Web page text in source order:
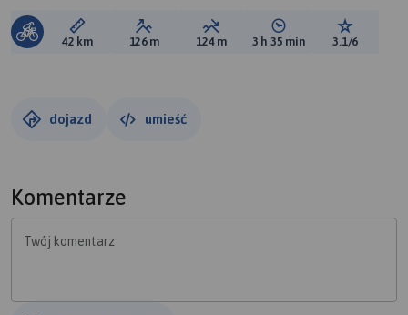
Długość trasy:
42 km Suma przewyższeń:
126 m Suma spadków:
124 m Średni czas potrzebny
3 h 35 min Ocena
3.1/6
dojazd umieść
Komentarze
Twój komentarz